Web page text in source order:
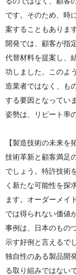
です。そのため、時
案することもありま
開発では、顧客が指
代替材料を提案し、
功しました。このよ
造業者ではなく、も
する要因となってい
姿勢は、リピート率
【製造技術の未来を
技術革新と顧客満足
でしょう。特許技術
く新たな可能性を探
ます。オーダーメイ
では得られない価値
事例は、日本のもの
示す好例と言えるで
独自性のある製品開
る取り組みではない